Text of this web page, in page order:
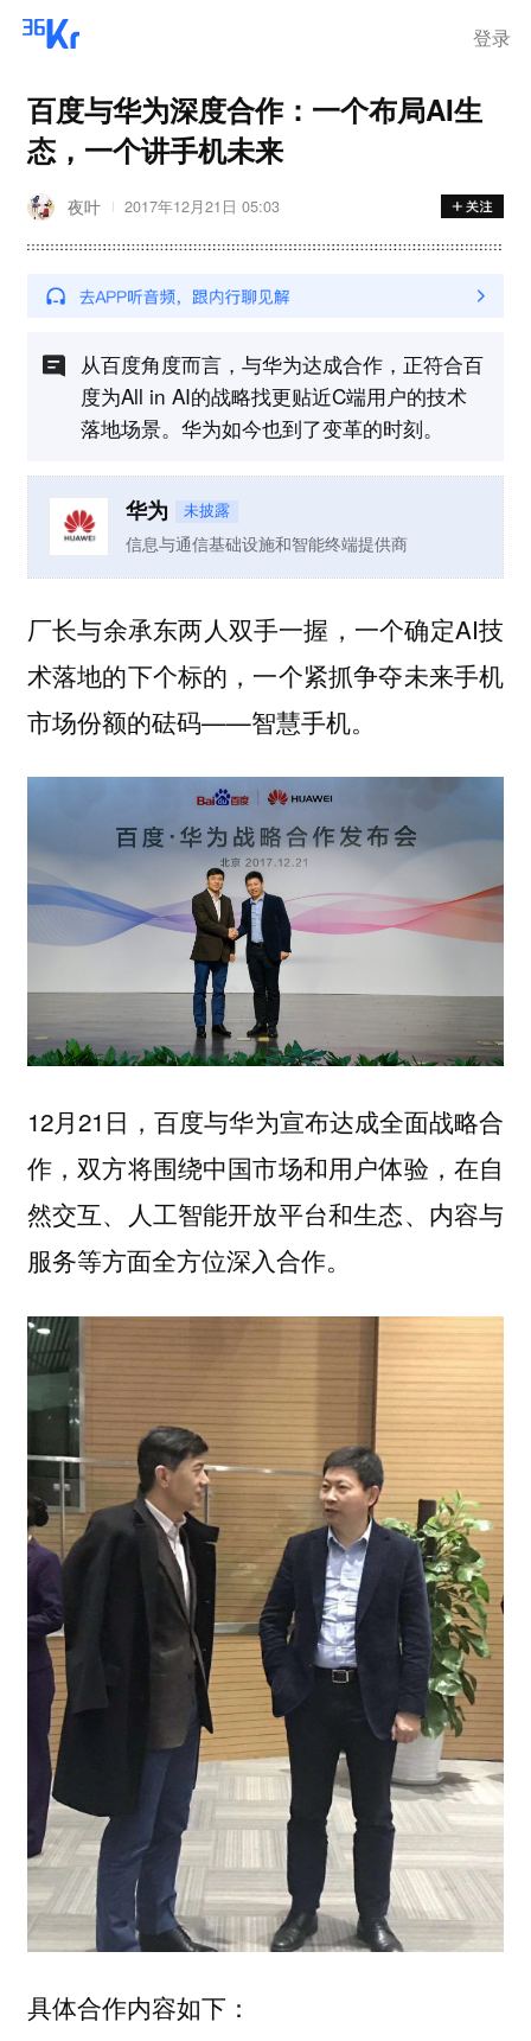
登录
百度与华为深度合作：一个布局AI生
态，一个讲手机未来
夜叶 2017年12月21日 05:03
从百度角度而言，与华为达成合作，正符合百
度为All in AI的战略找更贴近C端用户的技术
落地场景。华为如今也到了变革的时刻。
华为 未披露
信息与通信基础设施和智能终端提供商
厂长与余承东两人双手一握，一个确定AI技
术落地的下个标的，一个紧抓争夺未来手机
市场份额的砝码——智慧手机。
12月21日，百度与华为宣布达成全面战略合
作，双方将围绕中国市场和用户体验，在自
然交互、人工智能开放平台和生态、内容与
服务等方面全方位深入合作。
具体合作内容如下：